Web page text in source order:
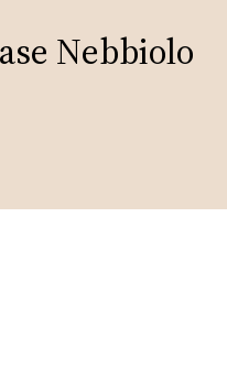
Nebbiolo